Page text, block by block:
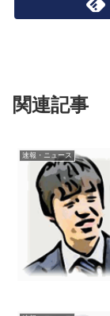
関連記事
速報・ニュース